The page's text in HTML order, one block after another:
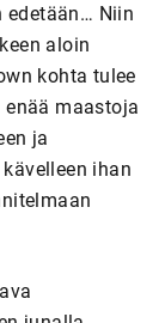
edetään… Niin
aloin
kohta tulee
maastoja
ja
ihan